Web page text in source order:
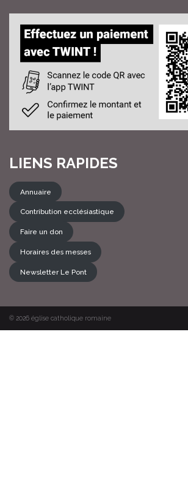
LIENS RAPIDES
Annuaire
Contribution ecclésiastique
Faire un don
Horaires des messes
Newsletter Le Pont
© 2026 église catholique romaine